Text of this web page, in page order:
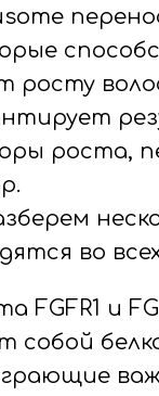
росту
роста,
во
FGFR1 и
собой